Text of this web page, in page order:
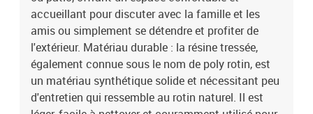
clairMatériau : résine tressée, acier enduit de poudre, verre
trempéDimensions : 55 x 55 x 37 cm (l x P x H)Coussin :Couleur :
gris foncéMatériau de la couverture : tissu (100 %
polyester)Matériau de remplissage du coussin de siège :
mousseMatériau de remplissage du coussin de dossier : fibre de
cotonDimensions du coussin de siège : 55 x 55 x 3 cm (l x P x
é)Dimensions du coussin de dossier : 55 x 45 x 13 cm (L x l x é)La
livraison contient :2 x siège d'angle1 x siège central1 x table3 x
accueillant pour discuter avec la famille et les
amis ou simplement se détendre et profiter de
l'extérieur. Matériau durable : la résine tressée,
également connue sous le nom de poly rotin, est
un matériau synthétique solide et nécessitant peu
d'entretien qui ressemble au rotin naturel. Il est